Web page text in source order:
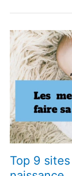
meilleurs
sites
de
Rencontres
entre
Libertins
💦
Top 9